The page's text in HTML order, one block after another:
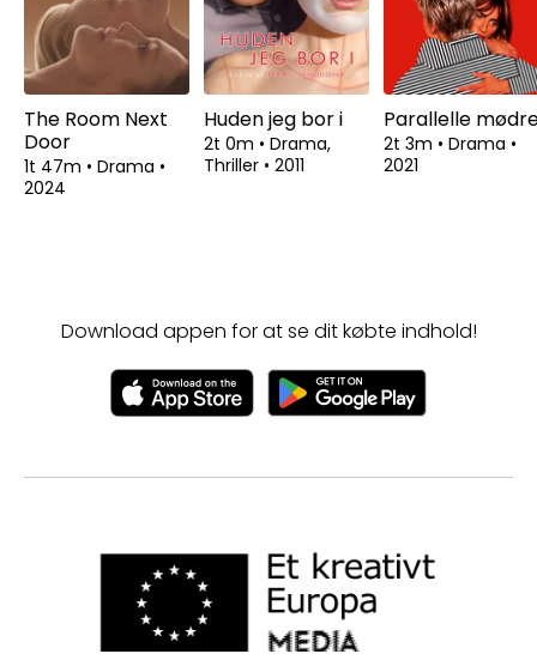
The Room Next
Door
1t 47m • Drama •
2024
Huden jeg bor i
2t 0m • Drama,
Thriller • 2011
Parallelle
2t 3m • Drama •
2021
Download appen for at se dit købte indhold!